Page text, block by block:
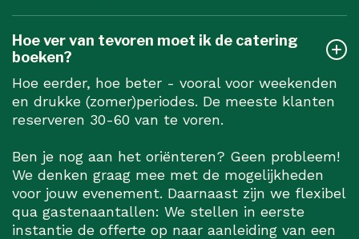
Hoe ver van tevoren moet ik de catering
boeken?
Hoe eerder, hoe beter - vooral voor weekenden
en drukke (zomer)periodes. De meeste klanten
reserveren 30-60 van te voren.
Ben je nog aan het oriënteren? Geen probleem!
We denken graag mee met de mogelijkheden
voor jouw evenement. Daarnaast zijn we flexibel
qua gastenaantallen: We stellen in eerste
instantie de offerte op naar aanleiding van een